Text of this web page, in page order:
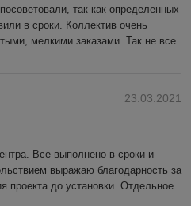
так как определенных
в сроки. Коллектив очень
мелкими заказами. Так не все
23.03.2021
Все выполнено в сроки и
выражаю благодарность за
проекта до установки. Отдельное